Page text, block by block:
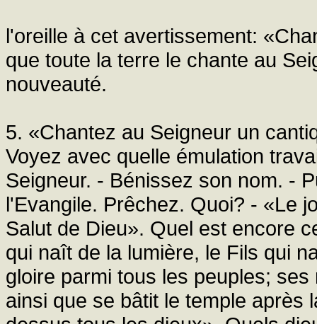
l'oreille à cet avertissement:
que toute la terre le chante au
nouveauté.
5. «Chantez au Seigneur un
Voyez avec quelle émulation
Seigneur. - Bénissez son nom. -
l'Evangile. Prêchez. Quoi? - «Le
Salut de Dieu». Quel est encore
qui naît de la lumière, le Fils qui
gloire parmi tous les peuples;
ainsi que se bâtit le temple après